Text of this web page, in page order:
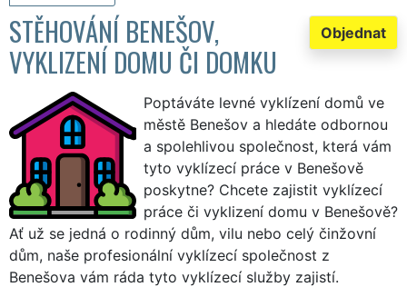
Objednat
STĚHOVÁNÍ BENEŠOV,
VYKLIZENÍ DOMU ČI DOMKU
Poptáváte levné vyklízení domů ve
městě Benešov a hledáte odbornou
a spolehlivou společnost, která vám
tyto vyklízecí práce v Benešově
poskytne? Chcete zajistit vyklízecí
práce či vyklizení domu v Benešově?
Ať už se jedná o rodinný dům, vilu nebo celý činžovní
dům, naše profesionální vyklízecí společnost z
Benešova vám ráda tyto vyklízecí služby zajistí.